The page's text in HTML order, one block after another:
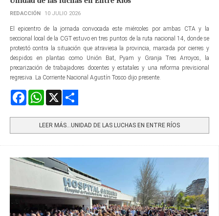
REDACCIÓN 10 JULIO 2026
El epicentro de la jornada convocada este miércoles por ambas CTA y la
seccional local de la CGT estuvo en tres puntos de la ruta nacional 14, donde se
protestó contra la situación que atraviesa la provincia, marcada por cierres y
despidos en plantas como Unión Bat, Pyam y Granja Tres Arroyos, la
precarización de trabajadores docentes y estatales y una reforma previsional
regresiva. La Corriente Nacional Agustín Tosco dijo presente.
FacebookWhatsApp
LEER MÁS…UNIDAD DE LAS LUCHAS EN ENTRE RÍOS